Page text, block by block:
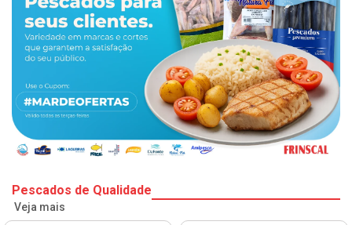
Pescados de Qualidade
Veja mais